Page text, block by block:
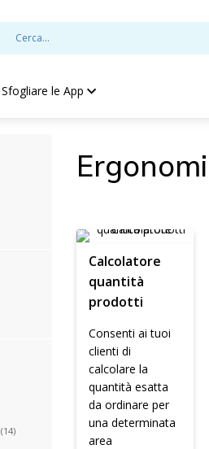
Sfogliare le App
(14)
Calcolatore
quantità
prodotti
Consenti ai tuoi
clienti di
calcolare la
quantità esatta
da ordinare per
una determinata
area